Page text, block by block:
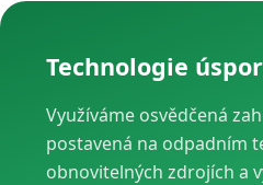
Technologie úspor
Využíváme osvědčená
postavená na odpadním
obnovitelných zdrojích a